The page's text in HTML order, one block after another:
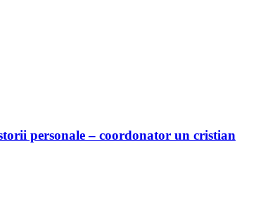
personale – coordonator un cristian